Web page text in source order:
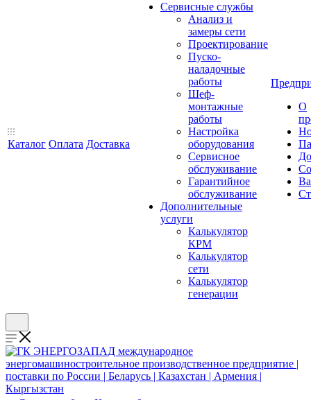
Каталог Оплата Доставка
Сервисные службы
Анализ и
замеры сети
Проектирование
Пуско-
наладочные
работы
Шеф-
монтажные
работы
Настройка
оборудования
Сервисное
обслуживание
Гарантийное
обслуживание
Дополнительные
услуги
Калькулятор
КРМ
Калькулятор
сети
Калькулятор
генерации
О